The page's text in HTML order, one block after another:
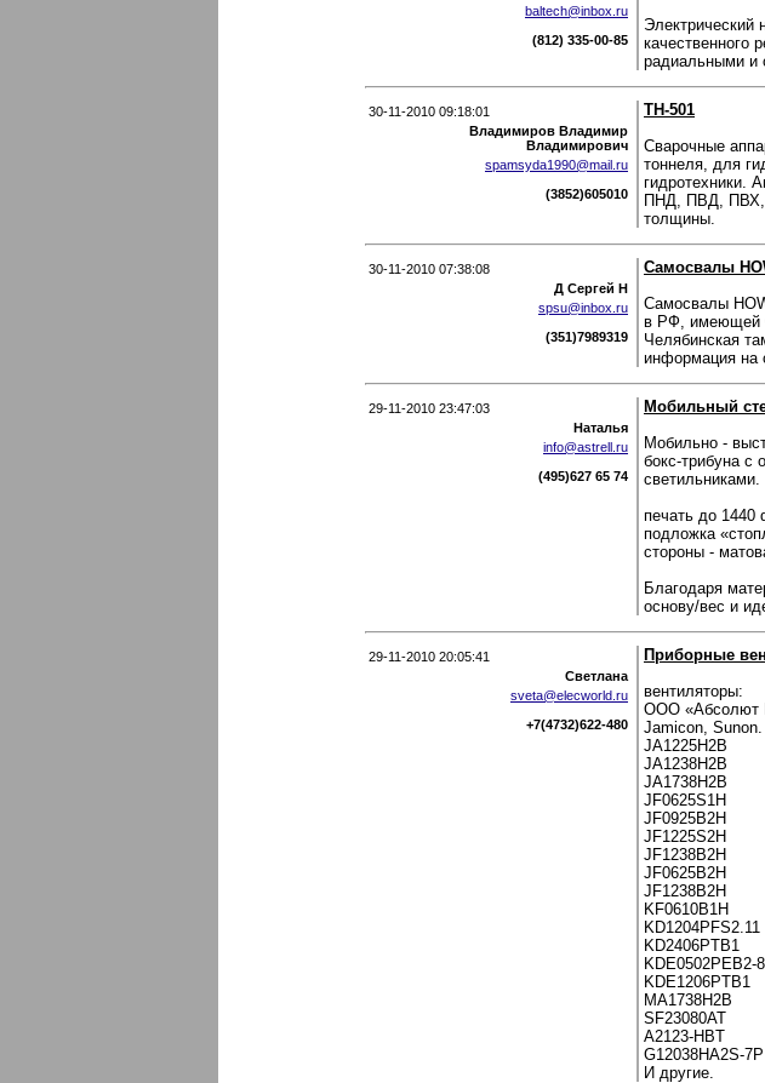
baltech@inbox.ru
(812) 335-00-85
Электрический
качественного
радиальными и
30-11-2010 09:18:01
Владимиров Владимир
Владимирович
spamsyda1990@mail.ru
(3852)605010
ТН-501
Сварочные
тоннеля, для
гидротехники.
ПНД, ПВД, ПВХ,
толщины.
30-11-2010 07:38:08
Д Сергей Н
spsu@inbox.ru
(351)7989319
Самосвалы
Самосвалы
в РФ, имеющей
Челябинская
информация на
29-11-2010 23:47:03
Наталья
info@astrell.ru
(495)627 65 74
Мобильный
Мобильно -
бокс-трибуна с
светильниками.
печать до 1440
подложка
стороны -
Благодаря
основу/вес и
29-11-2010 20:05:41
Светлана
sveta@elecworld.ru
+7(4732)622-480
Приборные
вентиляторы:
ООО «Абсолют
Jamicon, Sunon.
JA1225H2B
JA1238H2B
JA1738H2B
JF0625S1H
JF0925B2H
JF1225S2H
JF1238B2H
JF0625B2H
JF1238B2H
KF0610B1H
KD1204PFS2.11
KD2406PTB1
KDE0502PEB2-8
KDE1206PTB1
MA1738H2B
SF23080AT
A2123-HBT
G12038HA2S-7P
И другие.